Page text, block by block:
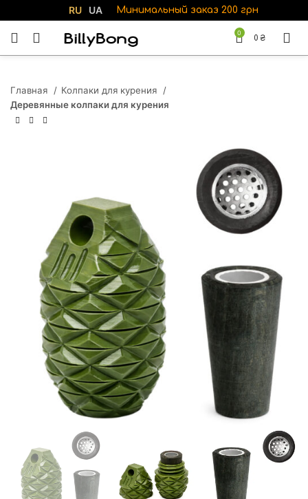
RU UA Минимальный заказ 200 грн
0
0 ₴
Главная
Колпаки для курения
Деревянные колпаки для курения